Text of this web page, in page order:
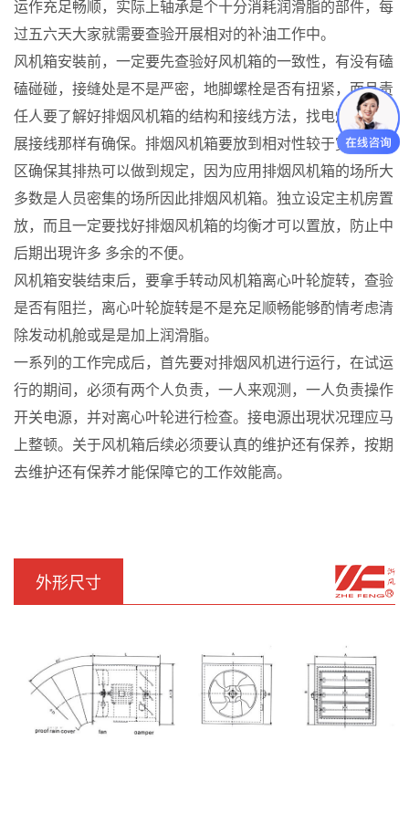
运作充足畅顺，实际上轴承是个十分消耗润滑脂的部件，每
过五六天大家就需要查验开展相对的补油工作中。
风机箱安裝前，一定要先查验好风机箱的一致性，有没有磕
磕碰碰，接缝处是不是严密，地脚螺栓是否有扭紧，而且责
任人要了解好排烟风机箱的结构和接线方法，找电焊工来开
展接线那样有确保。排烟风机箱要放到相对性较于宽阔的地
区确保其排热可以做到规定，因为应用排烟风机箱的场所大
多数是人员密集的场所因此排烟风机箱。独立设定主机房置
放，而且一定要找好排烟风机箱的均衡才可以置放，防止中
后期出現许多 多余的不便。
风机箱安裝结束后，要拿手转动风机箱离心叶轮旋转，查验
是否有阻拦，离心叶轮旋转是不是充足顺畅能够酌情考虑清
除发动机舱或是是加上润滑脂。
一系列的工作完成后，首先要对排烟风机进行运行，在试运
行的期间，必须有两个人负责，一人来观测，一人负责操作
开关电源，并对离心叶轮进行检查。接电源出現状况理应马
上整顿。关于风机箱后续必须要认真的维护还有保养，按期
去维护还有保养才能保障它的工作效能高。
外形尺寸